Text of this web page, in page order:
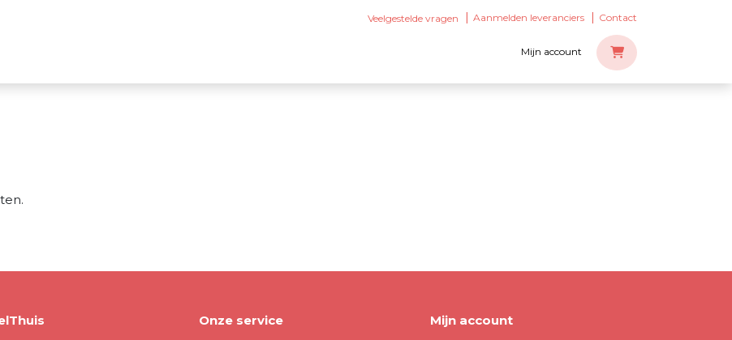
Veelgestelde vragen Aanmelden leveranciers Contact
Mijn account
Onze service Mijn account